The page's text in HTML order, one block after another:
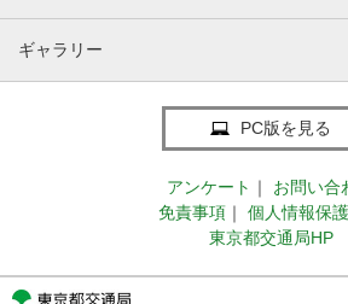
ギャラリー
PC版を見る
アンケート ｜
お問い合
免責事項 ｜
個人情報保
東京都交通局HP